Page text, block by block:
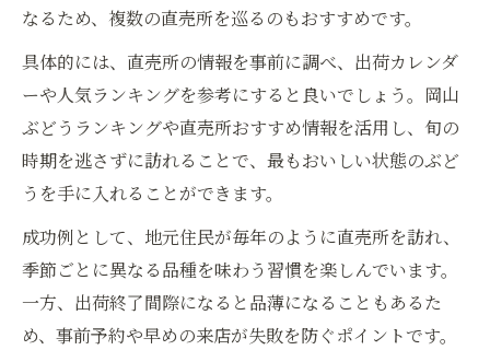
なるため、複数の直売所を巡るのもおすすめです。
具体的には、直売所の情報を事前に調べ、出荷カレンダ
ーや人気ランキングを参考にすると良いでしょう。岡山
ぶどうランキングや直売所おすすめ情報を活用し、旬の
時期を逃さずに訪れることで、最もおいしい状態のぶど
うを手に入れることができます。
成功例として、地元住民が毎年のように直売所を訪れ、
季節ごとに異なる品種を味わう習慣を楽しんでいます。
一方、出荷終了間際になると品薄になることもあるた
め、事前予約や早めの来店が失敗を防ぐポイントです。